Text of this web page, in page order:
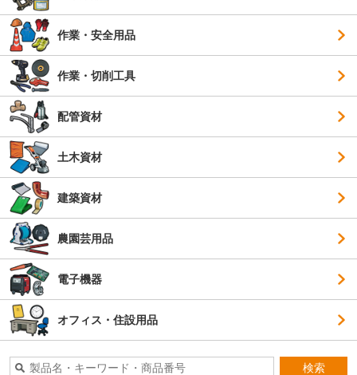
作業・安全用品
作業・切削工具
配管資材
土木資材
建築資材
農園芸用品
電子機器
オフィス・住設用品
検索